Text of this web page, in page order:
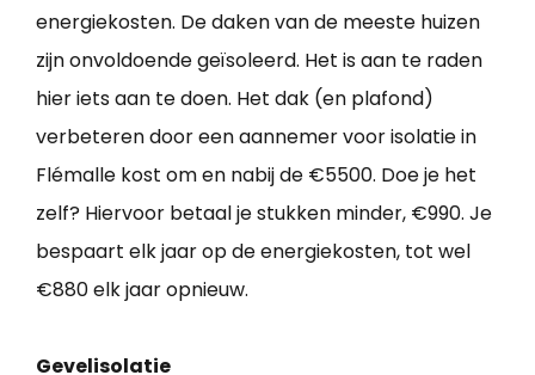
energiekosten. De daken van de meeste huizen
zijn onvoldoende geïsoleerd. Het is aan te raden
hier iets aan te doen. Het dak (en plafond)
verbeteren door een aannemer voor isolatie in
Flémalle kost om en nabij de €5500. Doe je het
zelf? Hiervoor betaal je stukken minder, €990. Je
bespaart elk jaar op de energiekosten, tot wel
€880 elk jaar opnieuw.
Gevelisolatie